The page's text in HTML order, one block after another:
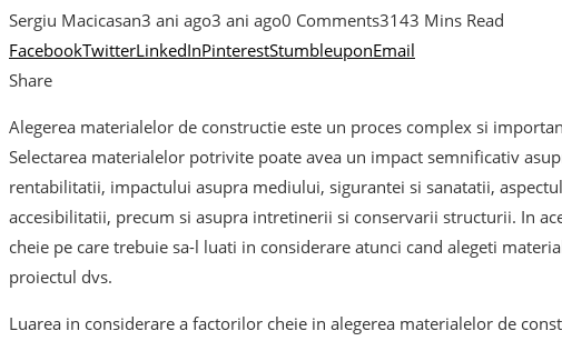
Sergiu Macicasan3 ani ago3 ani ago0 Comments3143 Mins Read
FacebookTwitterLinkedInPinterestStumbleuponEmail
Share
Alegerea materialelor de constructie este un proces complex si
Selectarea materialelor potrivite poate avea un impact semnificativ
rentabilitatii, impactului asupra mediului, sigurantei si sanatatii,
accesibilitatii, precum si asupra intretinerii si conservarii structurii. In
cheie pe care trebuie sa-l luati in considerare atunci cand alegeti
proiectul dvs.
Luarea in considerare a factorilor cheie in alegerea materialelor de